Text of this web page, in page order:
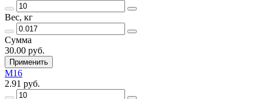
Вес, кг
Сумма
30.00 руб.
Применить
М16
2.91 руб.